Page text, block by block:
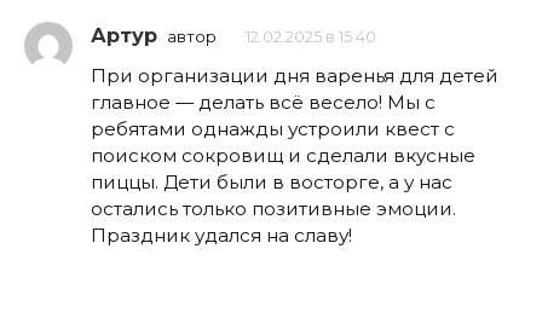
Артур автор 12.02.2025 в 15:40
При организации дня варенья для детей
главное — делать всё весело! Мы с
ребятами однажды устроили квест с
поиском сокровищ и сделали вкусные
пиццы. Дети были в восторге, а у нас
остались только позитивные эмоции.
Праздник удался на славу!